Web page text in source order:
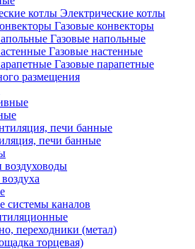
Электрические котлы
Газовые конвекторы
Газовые напольные
Газовые настенные
Газовые парапетные
размещения
печи банные
системы каналов
переходники (метал)
торцевая)